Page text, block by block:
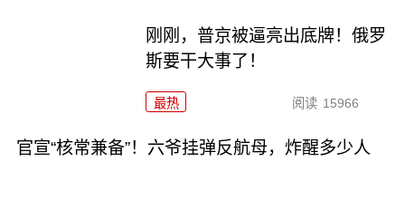
刚刚，普京被逼亮出底牌！俄罗
斯要干大事了！
最热 阅读 15966
官宣“核常兼备”！六爷挂弹反航母，炸醒多少人